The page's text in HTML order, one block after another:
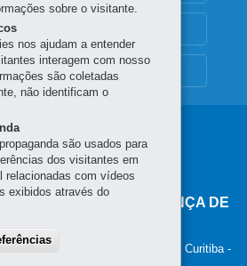
GERAL DE GOVERNANÇA DE
13º andar - Centro Curitiba -
sobre o visitante.
nos ajudam a entender
interagem com nosso
são coletadas
não identificam o
são usados para
dos visitantes em
relacionadas com vídeos
exibidos através do